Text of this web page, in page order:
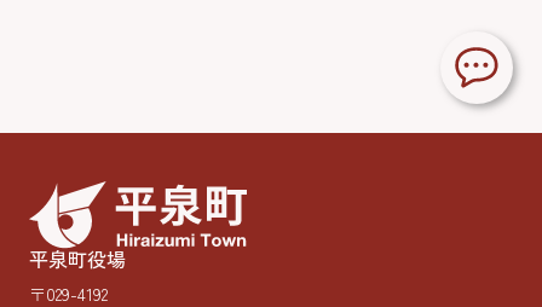
平泉町役場
〒029-4192